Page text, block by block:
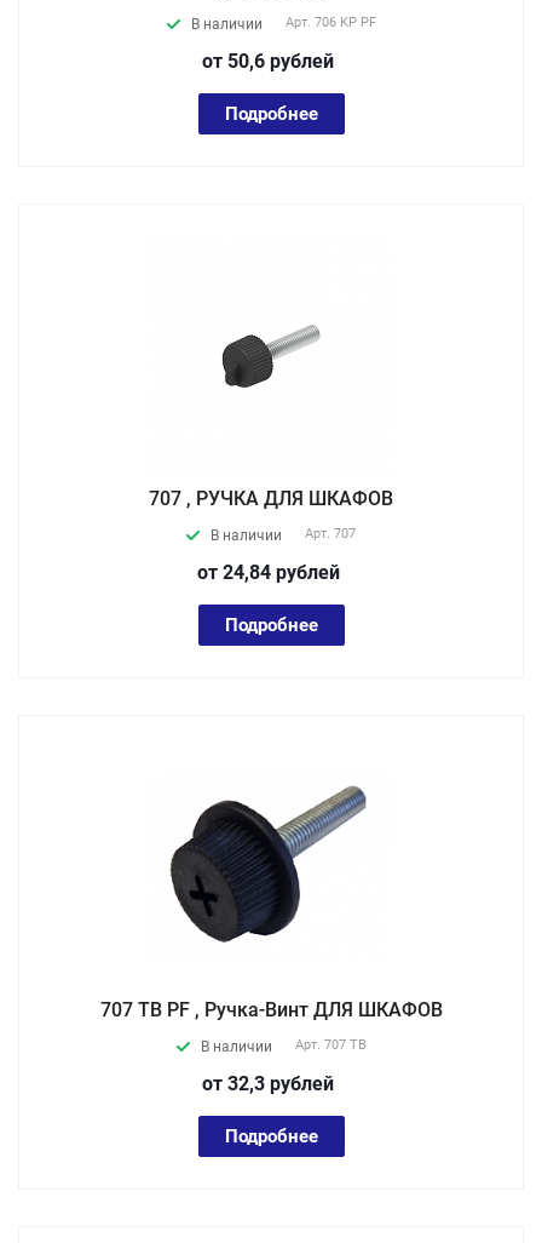
В наличии Арт. 706 KP PF
от 50,6 рублей
Подробнее
707 , РУЧКА ДЛЯ ШКАФОВ
В наличии Арт. 707
от 24,84 рублей
Подробнее
707 TB PF , Ручка-Винт ДЛЯ ШКАФОВ
В наличии Арт. 707 TB
от 32,3 рублей
Подробнее